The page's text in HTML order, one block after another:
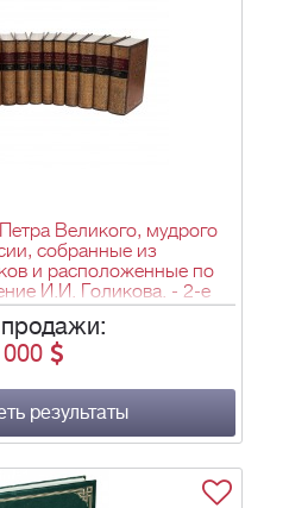
Великого, мудрого
собранные из
и расположенные по
И.И. Голикова. - 2-е
Степанова, 1837-1843.
результаты